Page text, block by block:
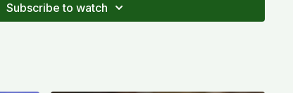
Subscribe to watch